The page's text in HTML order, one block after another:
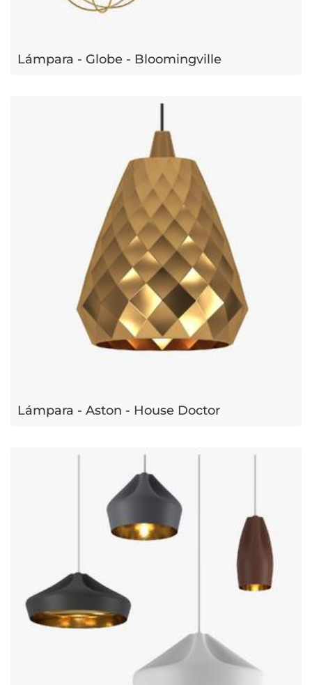
Lámpara - Globe - Bloomingville
Lámpara - Aston - House Doctor